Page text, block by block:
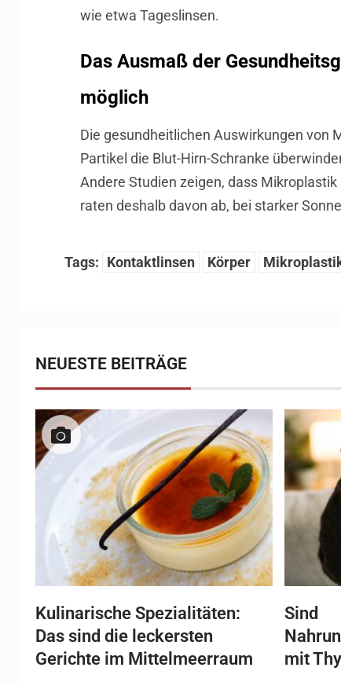
wie etwa Tageslinsen.
Das Ausmaß der
möglich
Die gesundheitlichen Auswirkungen von
Partikel die Blut-Hirn-Schranke
Andere Studien zeigen, dass
raten deshalb davon ab, bei starker
Tags: Kontaktlinsen Körper
NEUESTE BEITRÄGE
Kulinarische Spezialitäten:
Das sind die leckersten
Gerichte im Mittelmeerraum
Sind
mit